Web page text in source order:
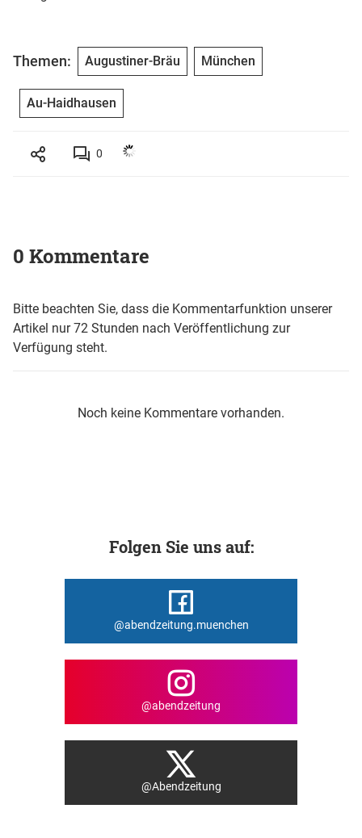
Themen: Augustiner-Bräu München
Au-Haidhausen
0
0 Kommentare
Bitte beachten Sie, dass die Kommentarfunktion unserer
Artikel nur 72 Stunden nach Veröffentlichung zur
Verfügung steht.
Noch keine Kommentare vorhanden.
Folgen Sie uns auf:
@abendzeitung.muenchen
@abendzeitung
@Abendzeitung